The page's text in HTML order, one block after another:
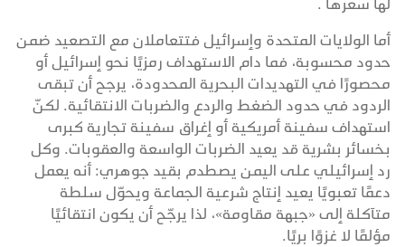
أما الولايات المتحدة وإسرائيل فتتعاملان مع التصعيد ضمن
حدود محسوبة، فما دام الاستهداف رمزيًا نحو إسرائيل أو
محصورًا في التهديدات البحرية المحدودة، يرجح أن تبقى
الردود في حدود الضغط والردع والضربات الانتقائية. لكنّ
استهداف سفينة أمريكية أو إغراق سفينة تجارية كبرى
بخسائر بشرية قد يعيد الضربات الواسعة والعقوبات. وكل
رد إسرائيلي على اليمن يصطدم بقيد جوهري: أنه يعمل
دعمًا تعبويًا يعيد إنتاج شرعية الجماعة ويحوّل سلطة
متآكلة إلى «جبهة مقاومة»، لذا يرجّح أن يكون انتقائيًا
مؤلمًا لا غزوًا بريًا.